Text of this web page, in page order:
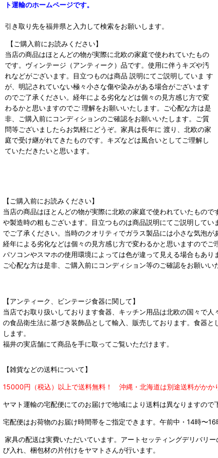
ト運輸のホームページです。
引き取り先を福井県と入力して検索をお願いします。
【ご購入前にお読みください】
当店の商品はほとんどの物が実際に北欧の家庭で使われていたもの
です。ヴィンテージ（アンティーク）品です。使用に伴うキズや汚
れなどがございます。目立つものは商品 説明にてご説明していま す
が、明記されていない極々小さな傷や染みがある場合がございます
のでご了承ください。経年による劣化などは個々の見方感じ方で変
わるかと思いますのでご 理解をお願いいたします。ご心配な方は是
非、ご購入前にコンディションのご確認をお願いいたします。ご質
問等ございましたらお気軽にどうぞ。家具は長年に 渡り、北欧の家
庭で受け継がれてきたものです。キズなどは風合いとしてご理解し
ていただきたいと思います。
【ご購入前にお読みください】
当店の商品はほとんどの物が実際に北欧の家庭で使われていたもの
や製造時の粗もございます。目立つものは商品説明にてご説明して
でご了承ください。当時のクオリティでガラス製品には小さな気泡が
経年による劣化などは個々の見方感じ方で変わるかと思いますのでご
パソコンやスマホの使用環境によっては色が違って見える場合もあ
ご心配な方は是非、ご購入前にコンディション等のご確認をお願い
【アンティーク、ビンテージ食器に関して】
当店でお取り扱いしております食器、キッチン用品は北欧の国々で
の食品衛生法に基づき装飾品として輸入、販売しております。食器
します。
福井の実店舗にて商品を手に取ってご覧いただけます。
【雑貨などの送料について】
15000円（税込）以上で送料無料！ 沖縄・北海道は別途送料がかか
ヤマト運輸の宅配便にてのお届けで地域により送料は異なりますので
宅配便はお荷物のお届け時間帯をご指定できます。 午前中・14時〜
家具の配送は実費いただいています。アートセッティングデリバリ
び入れ、梱包材の片付けをヤマトさんが行います。